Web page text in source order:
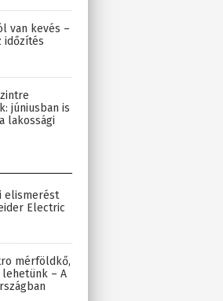
van kevés –
időzítés
júniusban is
lakossági
elismerést
Electric
mérföldkő,
– A